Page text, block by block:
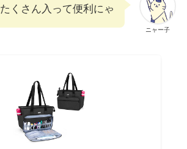
ニャー子
たくさん入って便利にゃ